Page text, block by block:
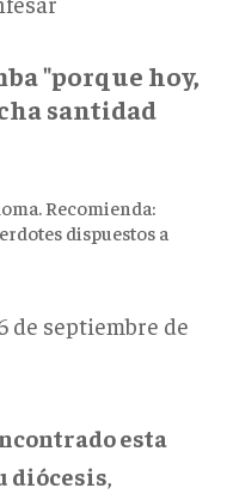
"porque hoy,
santidad
Recomienda:
dispuestos a
de septiembre de
esta
diócesis,